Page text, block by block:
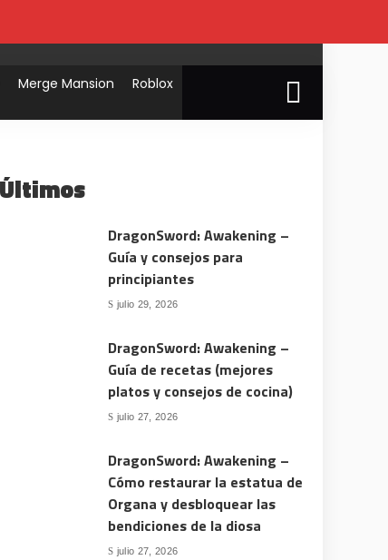
Merge Mansion Roblox
Últimos
DragonSword: Awakening –
Guía y consejos para
principiantes
julio 29, 2026
DragonSword: Awakening –
Guía de recetas (mejores
platos y consejos de cocina)
julio 27, 2026
DragonSword: Awakening –
Cómo restaurar la estatua de
Organa y desbloquear las
bendiciones de la diosa
julio 27, 2026